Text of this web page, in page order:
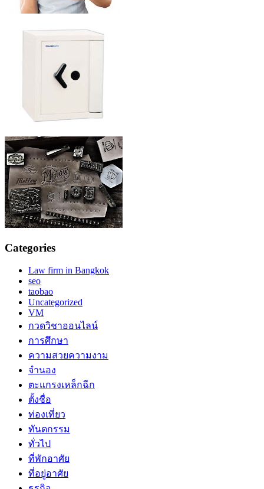
Categories
Law firm in Bangkok
seo
taobao
Uncategorized
VM
กวดวิชาออนไลน์
การศึกษา
ความสวยความงาม
จำนอง
ตะแกรงเหล็กฉีก
ตั้งชื่อ
ท่องเที่ยว
ทันตกรรม
ทั่วไป
ที่พักอาศัย
ที่อยู่อาศัย